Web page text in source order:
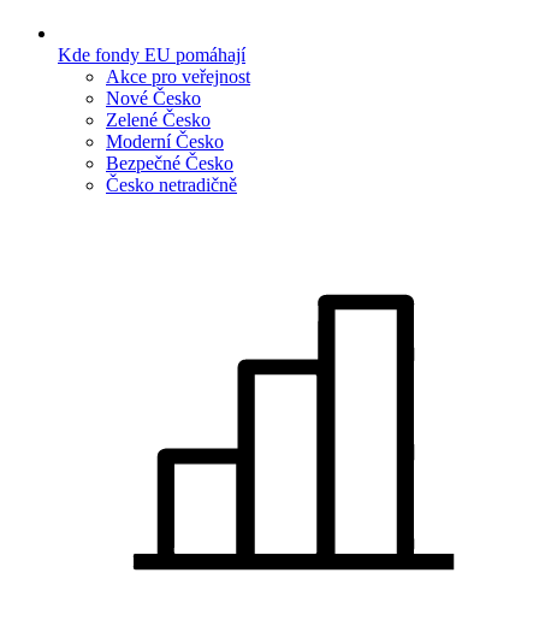
Kde fondy EU pomáhají
Akce pro veřejnost
Nové Česko
Zelené Česko
Moderní Česko
Bezpečné Česko
Česko netradičně